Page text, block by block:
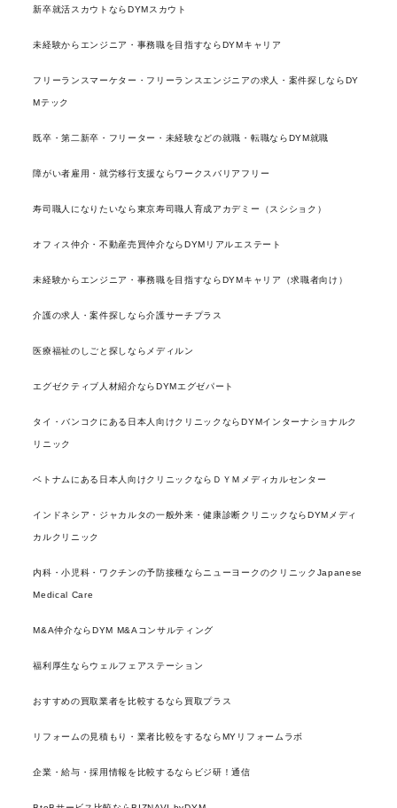
新卒就活スカウトならDYMスカウト
未経験からエンジニア・事務職を目指すならDYMキャリア
フリーランスマーケター・フリーランスエンジニアの求人・案件探しならDY
Mテック
既卒・第二新卒・フリーター・未経験などの就職・転職ならDYM就職
障がい者雇用・就労移行支援ならワークスバリアフリー
寿司職人になりたいなら東京寿司職人育成アカデミー（スシショク）
オフィス仲介・不動産売買仲介ならDYMリアルエステート
未経験からエンジニア・事務職を目指すならDYMキャリア（求職者向け）
介護の求人・案件探しなら介護サーチプラス
医療福祉のしごと探しならメディルン
エグゼクティブ人材紹介ならDYMエグゼパート
タイ・バンコクにある日本人向けクリニックならDYMインターナショナルク
リニック
ベトナムにある日本人向けクリニックならＤＹＭメディカルセンター
インドネシア・ジャカルタの一般外来・健康診断クリニックならDYMメディ
カルクリニック
内科・小児科・ワクチンの予防接種ならニューヨークのクリニックJapanese
Medical Care
M&A仲介ならDYM M&Aコンサルティング
福利厚生ならウェルフェアステーション
おすすめの買取業者を比較するなら買取プラス
リフォームの見積もり・業者比較をするならMYリフォームラボ
企業・給与・採用情報を比較するならビジ研！通信